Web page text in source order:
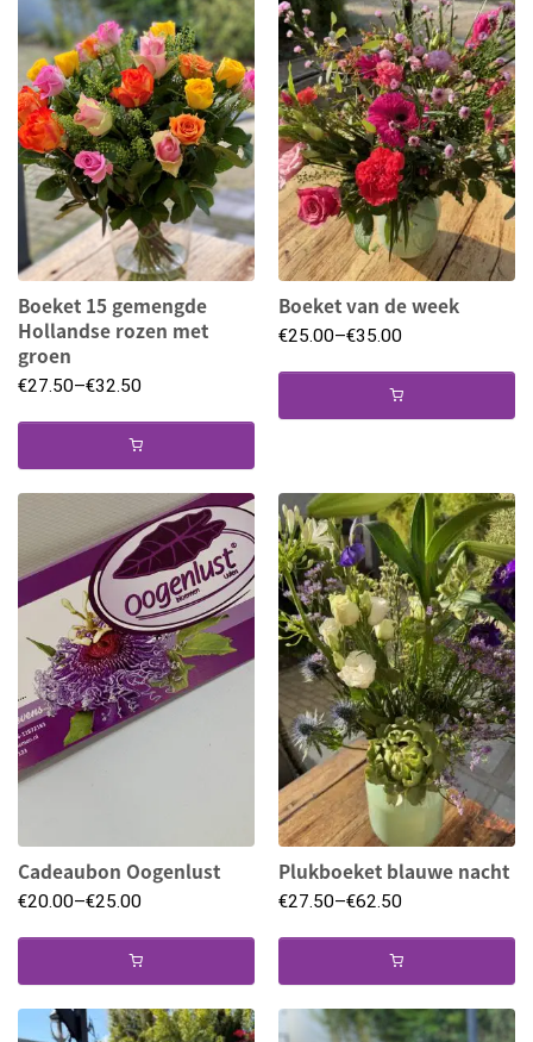
Boeket 15 gemengde
Hollandse rozen met
groen
€27.50–€32.50
Boeket van de week
€25.00–€35.00
Cadeaubon Oogenlust
€20.00–€25.00
Plukboeket blauwe nacht
€27.50–€62.50